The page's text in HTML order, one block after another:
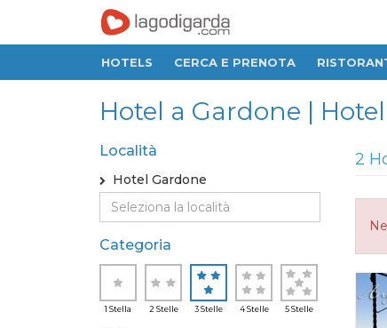
HOTELS CERCA E PRENOTA
Hotel a Gardone |
Località
Hotel Gardone
Categoria
1 Stella 2 Stelle 3 Stelle 4 Stelle 5 Stelle
2